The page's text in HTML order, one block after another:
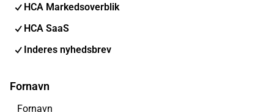
HCA Markedsoverblik
HCA SaaS
Inderes nyhedsbrev
Fornavn